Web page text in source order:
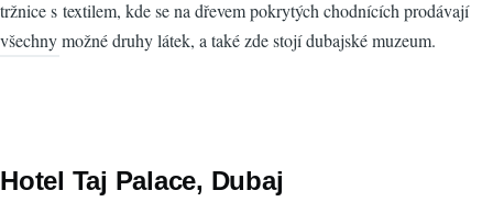
tržnice s textilem, kde se na dřevem pokrytých chodnících prodávají
všechny možné druhy látek, a také zde stojí dubajské muzeum.
Hotel Taj Palace, Dubaj